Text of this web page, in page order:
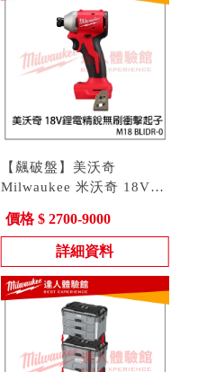
【飆破盤】美沃奇
Milwaukee 米沃奇 18V鋰
BLIDR-0 M18BLIDR
價格 $ 2700-9000
詳細資料